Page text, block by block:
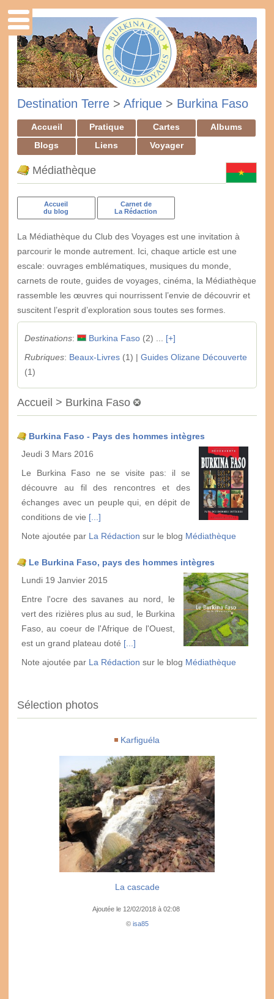
Destination Terre > Afrique > Burkina Faso
Accueil Pratique Cartes
Albums
Blogs
Liens Voyager
Médiathèque
Accueil
du blog
Carnet de
La Rédaction
La Médiathèque du Club des Voyages est une invitation à
parcourir le monde autrement. Ici, chaque article est une
escale: ouvrages emblématiques, musiques du monde,
carnets de route, guides de voyages, cinéma, la Médiathèque
rassemble les œuvres qui nourrissent l’envie de découvrir et
suscitent l’esprit d’exploration sous toutes ses formes.
Destinations: Burkina Faso(2) ... [+]
Rubriques: Beaux-Livres(1) | Guides Olizane Découverte
(1)
Accueil > Burkina Faso
Burkina Faso - Pays des hommes intègres
Jeudi 3 Mars 2016
Le Burkina Faso ne se visite pas: il se
découvre au fil des rencontres et des
échanges avec un peuple qui, en dépit de
conditions de vie [...]
Note ajoutée par La Rédaction sur le blog Médiathèque
Le Burkina Faso, pays des hommes intègres
Lundi 19 Janvier 2015
Entre l'ocre des savanes au nord, le
vert des rizières plus au sud, le Burkina
Faso, au coeur de l'Afrique de l'Ouest,
est un grand plateau doté [...]
Note ajoutée par La Rédaction sur le blog Médiathèque
Sélection photos
Karfiguéla
La cascade
Ajoutée le 12/02/2018 à 02:08
© isa85